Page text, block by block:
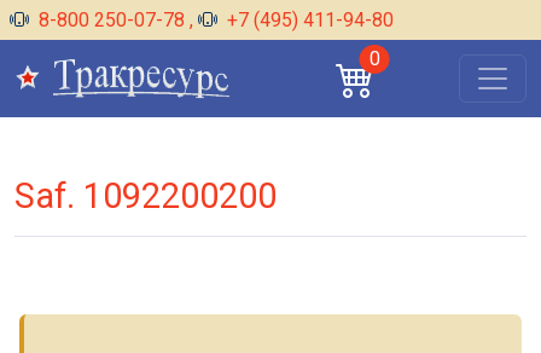
8-800 250-07-78 ,
+7 (495) 411-94-80
0
Saf. 1092200200